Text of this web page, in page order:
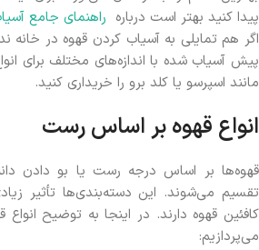
پیدا کنید بهتر است درباره راهنمای جامع
اگر هم تمایلی به آسیاب کردن قهوه در خانه
پیش آسیاب شده با اندازه‌های مختلف برای
مانند اسپرسو یا کلد برو را خریداری کنید.
انواع قهوه بر اساس رست
قهوه‌ها بر اساس درجه رست یا بو دادن
تقسیم می‌شوند. این دسته‌بندی‌ها تأثیر
کافئین قهوه دارند. در اینجا به توضیح
می‌پردازیم: